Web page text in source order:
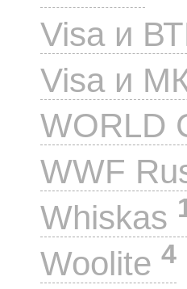
Visa и
Visa и
WORLD
WWF
Whiskas
Woolite 4